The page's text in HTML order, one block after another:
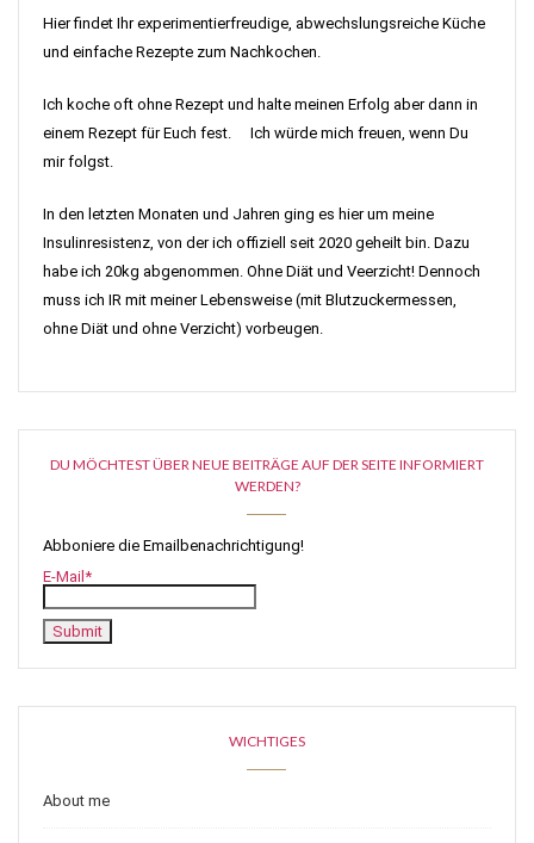
Hier findet Ihr experimentierfreudige, abwechslungsreiche Küche
und einfache Rezepte zum Nachkochen.
Ich koche oft ohne Rezept und halte meinen Erfolg aber dann in
einem Rezept für Euch fest. Ich würde mich freuen, wenn Du
mir folgst.
In den letzten Monaten und Jahren ging es hier um meine
Insulinresistenz, von der ich offiziell seit 2020 geheilt bin. Dazu
habe ich 20kg abgenommen. Ohne Diät und Veerzicht! Dennoch
muss ich IR mit meiner Lebensweise (mit Blutzuckermessen,
ohne Diät und ohne Verzicht) vorbeugen.
DU MÖCHTEST ÜBER NEUE BEITRÄGE AUF DER SEITE INFORMIERT
WERDEN?
Abboniere die Emailbenachrichtigung!
E-Mail*
WICHTIGES
About me